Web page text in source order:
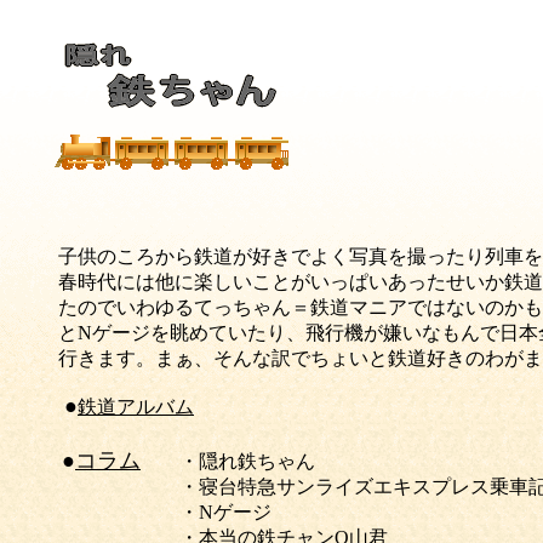
子供のころから鉄道が好きでよく写真を撮ったり列車
春時代には他に楽しいことがいっぱいあったせいか鉄
たのでいわゆるてっちゃん＝鉄道マニアではないのか
とNゲージを眺めていたり、飛行機が嫌いなもんで日
行きます。まぁ、そんな訳でちょいと鉄道好きのわが
●鉄道アルバム
●コラム
・隠れ鉄ちゃん
・寝台特急サンライズエキスプレス乗車
・Nゲージ
・本当の鉄チャンO山君